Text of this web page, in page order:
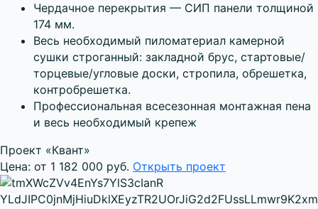
Чердачное перекрытия — СИП панели толщиной
174 мм.
Весь необходимый пиломатериал камерной
сушки строганный: закладной брус, стартовые/
торцевые/угловые доски, стропила, обрешетка,
контробрешетка.
Профессиональная всесезонная монтажная пена
и весь необходимый крепеж
Проект «Квант»
Цена: от 1 182 000 руб. Открыть проект